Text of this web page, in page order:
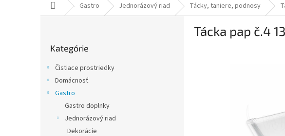
Domov Gastro Jednorázový riad Tácky, taniere, podnosy
kategórie
Kategórie
Čistiace prostriedky
Domácnosť
Gastro
Gastro doplnky
Jednorázový riad
Dekorácie
Tácka pap č.4